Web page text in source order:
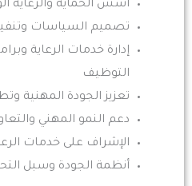
أسس الحماية والرعاية
تصميم السياسات
إدارة خدمات الرعاية
التوظيف
تعزيز الجودة المهنية
دعم النمو المهني
الإشراف على خدمات
أنظمة الجودة وسبل